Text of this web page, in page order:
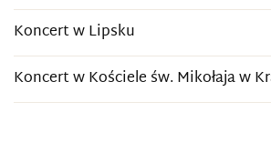
Koncert w Lipsku
Koncert w Kościele św. Mikołaja w